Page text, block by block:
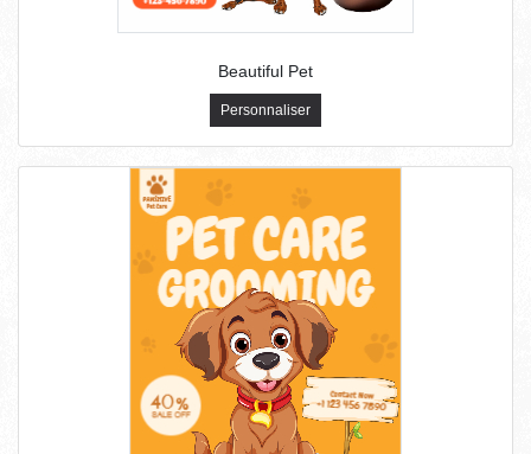
Beautiful Pet
Personnaliser